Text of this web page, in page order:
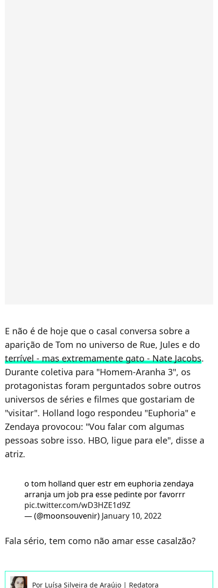
E não é de hoje que o casal conversa sobre a
aparição de Tom no universo de Rue, Jules e do
terrível - mas extremamente gato - Nate Jacobs.
Durante coletiva para "Homem-Aranha 3", os
protagonistas foram perguntados sobre outros
universos de séries e filmes que gostariam de
"visitar". Holland logo respondeu "Euphoria" e
Zendaya provocou: "Vou falar com algumas
pessoas sobre isso. HBO, ligue para ele", disse a
atriz.
o tom holland quer estr em euphoria zendaya
arranja um job pra esse pedinte por favorrr
pic.twitter.com/wD3HZE1d9Z
— (@moonsouvenir) January 10, 2022
Fala sério, tem como não amar esse casalzão?
Por Luísa Silveira de Araújo | Redatora